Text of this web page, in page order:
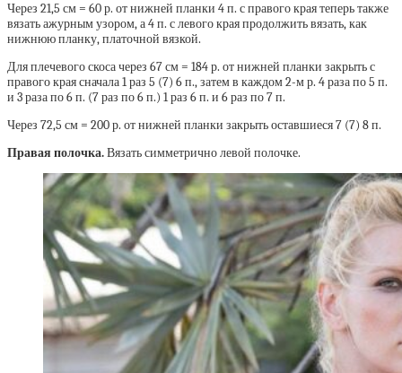
Через 21,5 см = 60 р. от нижней планки 4 п. с правого края теперь также
вязать ажурным узором, а 4 п. с левого края продолжить вязать, как
нижнюю планку, платочной вязкой.
Для плечевого скоса через 67 см = 184 р. от нижней планки закрыть с
правого края сначала 1 раз 5 (7) 6 п., затем в каждом 2-м р. 4 раза по 5 п.
и 3 раза по 6 п. (7 раз по 6 п.) 1 раз 6 п. и 6 раз по 7 п.
Через 72,5 см = 200 р. от нижней планки закрыть оставшиеся 7 (7) 8 п.
Правая полочка.Вязать симметрично левой полочке.